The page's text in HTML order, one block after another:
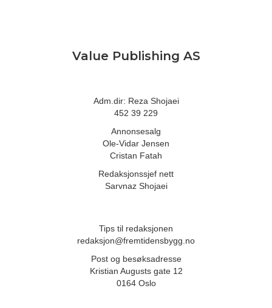
Value Publishing AS
Adm.dir: Reza Shojaei
452 39 229
Annonsesalg
Ole-Vidar Jensen
Cristan Fatah
Redaksjonssjef nett
Sarvnaz Shojaei
Tips til redaksjonen
redaksjon@fremtidensbygg.no
Post og besøksadresse
Kristian Augusts gate 12
0164 Oslo